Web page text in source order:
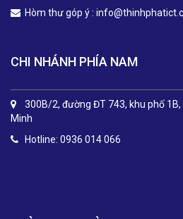
Hòm thư góp ý :
CHI NHÁNH PHÍA NAM
300B/2, đường ĐT 743, khu phố
Minh
Hotline: 0936 014 066